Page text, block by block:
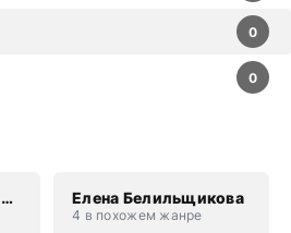
0
0
Надежда Игоревна Соколова Елена Белильщикова
4 в похожем жанре